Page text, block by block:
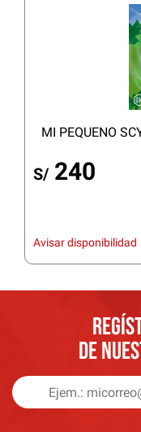
MI PEQUENO
S/ 240
Avisar disponibilidad
DE